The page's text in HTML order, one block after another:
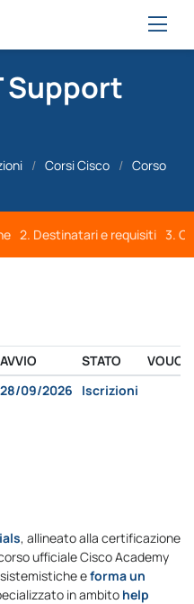
Support
/ Corsi Cisco / Corso
2. Destinatari e requisiti 3.
AVVIO STATO
28/09/2026 Iscrizioni
, allineato alla certificazione
ufficiale Cisco Academy
eforma un
in ambito help